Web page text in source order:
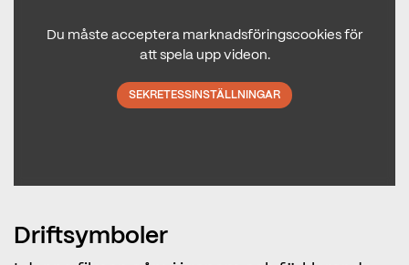
Du måste acceptera marknadsföringscookies för
att spela upp videon.
SEKRETESSINSTÄLLNINGAR
Driftsymboler